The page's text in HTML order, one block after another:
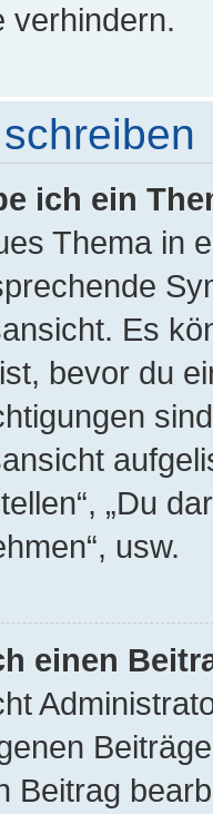
verhindern.
ich ein
Thema in
Es
bevor du
„Du
usw.
einen
Beitrag